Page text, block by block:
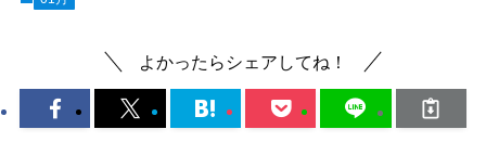
よかったらシェアしてね！